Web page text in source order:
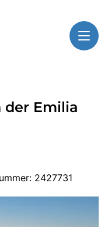
Emilia
2427731